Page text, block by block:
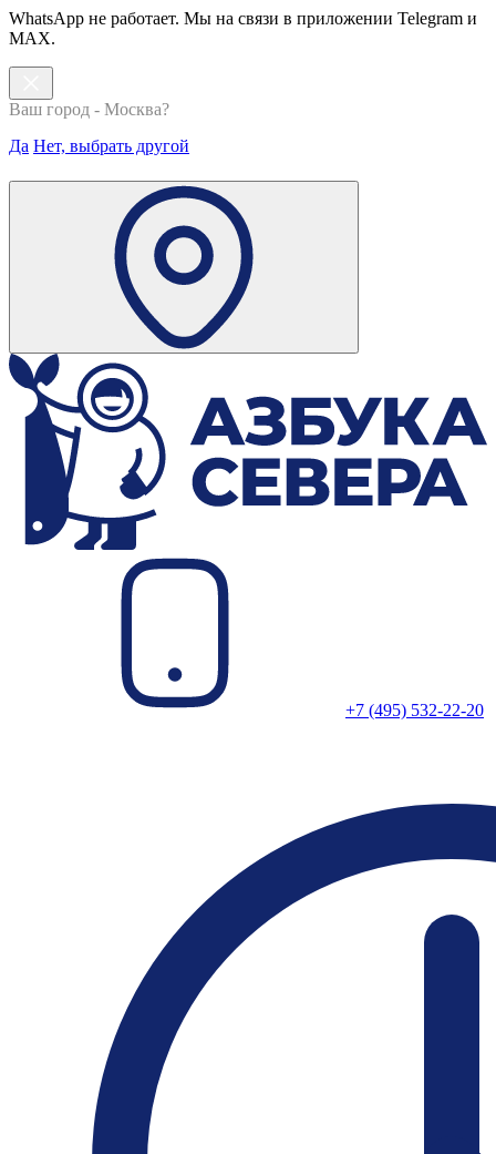
WhatsApp не работает. Мы на связи в приложении Telegram и
MAX.
Ваш город - Москва?
Да Нет, выбрать другой
+7 (495) 532-22-20